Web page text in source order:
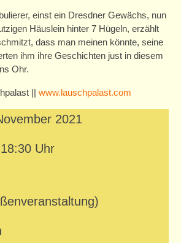
Märchentage 2020
Märchenkalender 2020
einst ein Dresdner Gewächs, nun
Häuslein hinter 7 Hügeln, erzählt
dass man meinen könnte, seine
ihm ihre Geschichten just in diesem
Ohr.
|| www.lauschpalast.com
2021
Uhr